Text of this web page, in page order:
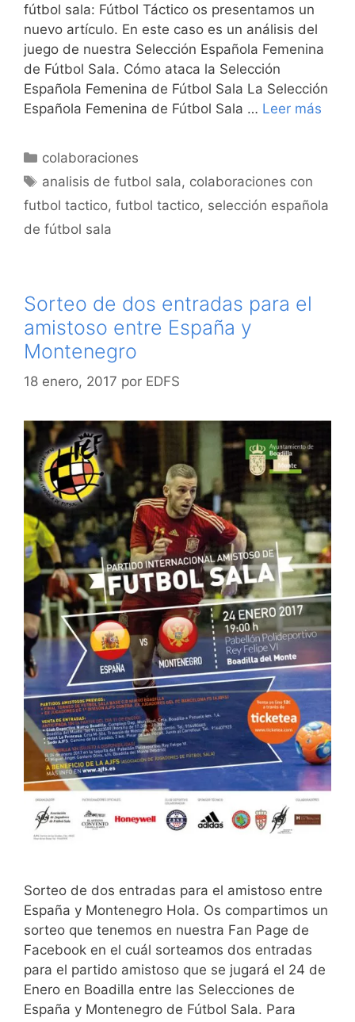
fútbol sala: Fútbol Táctico os presentamos un
nuevo artículo. En este caso es un análisis del
juego de nuestra Selección Española Femenina
de Fútbol Sala. Cómo ataca la Selección
Española Femenina de Fútbol Sala La Selección
Española Femenina de Fútbol Sala … Leer más
Categorías
colaboraciones
Etiquetas
analisis de futbol sala, colaboraciones con
futbol tactico, futbol tactico, selección española
de fútbol sala
Sorteo de dos entradas para el
amistoso entre España y
Montenegro
18 enero, 2017 por EDFS
Sorteo de dos entradas para el amistoso entre
España y Montenegro Hola. Os compartimos un
sorteo que tenemos en nuestra Fan Page de
Facebook en el cuál sorteamos dos entradas
para el partido amistoso que se jugará el 24 de
Enero en Boadilla entre las Selecciones de
España y Montenegro de Fútbol Sala. Para